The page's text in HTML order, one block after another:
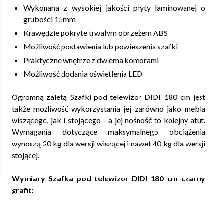
Wykonana z wysokiej jakości płyty laminowanej o
grubości 15mm
Krawędzie pokryte trwałym obrzeżem ABS
Możliwość postawienia lub powieszenia szafki
Praktyczne wnętrze z dwiema komorami
Możliwość dodania oświetlenia LED
Ogromną zaletą Szafki pod telewizor DIDI 180 cm jest
także możliwość wykorzystania jej zarówno jako mebla
wiszącego, jak i stojącego - a jej nośność to kolejny atut.
Wymagania dotyczące maksymalnego obciążenia
wynoszą 20 kg dla wersji wiszącej i nawet 40 kg dla wersji
stojącej.
Wymiary Szafka pod telewizor DIDI 180 cm czarny
grafit: